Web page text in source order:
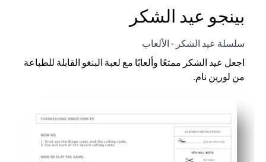
بينجو عيد الشكر
سلسلة عيد الشكر - الألعاب
اجعل عيد الشكر ممتعًا وألعابًا مع لعبة البنغو القابلة للطباعة
من لورين نام.
تحافظ على تفاعل الأطفال والبالغين أثناء وقت الإعداد أو السفر
تشجع أيقونات عيد الشكر الساحرة الملاحظة والاستماع
يمكن إعادة استخدامها طوال الموسم - ضع الصفحات في واقيات